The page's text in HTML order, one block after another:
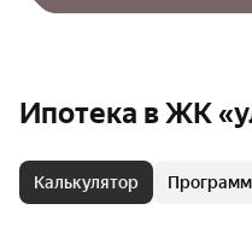
Ипотека в ЖК
Калькулятор